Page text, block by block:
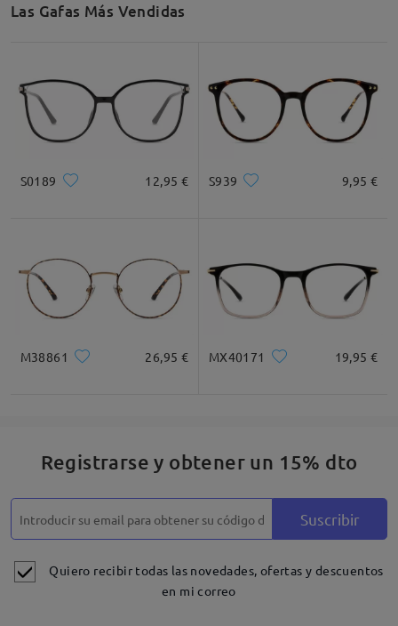
Las Gafas Más Vendidas
S0189 12,95 € S939 9,95 €
M38861 26,95 € MX40171 19,95 €
Registrarse y obtener un 15% dto
Suscribir
Quiero recibir todas las novedades, ofertas y descuentos
en mi correo